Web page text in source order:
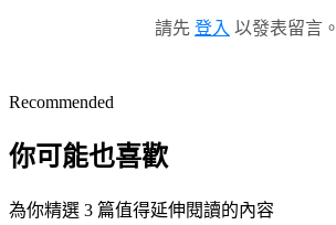
請先 登入 以發表留言。
Recommended
你可能也喜歡
為你精選 3 篇值得延伸閱讀的內容